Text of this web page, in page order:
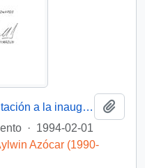
[Agradece y da excusas a invitación a la inauguración de tres obras de infraestructura deportiva en el Estadio Nacional]
· 1994-02-01
Azócar (1990-